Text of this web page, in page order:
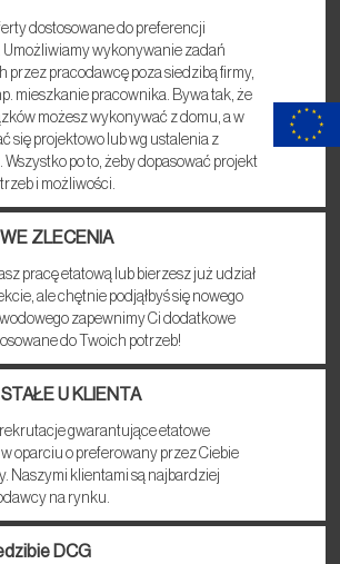
dostosowane do preferencji
Umożliwiamy wykonywanie zadań
przez pracodawcę poza siedzibą firmy,
mieszkanie pracownika. Bywa tak, że
możesz wykonywać z domu, a w
się projektowo lub wg ustalenia z
Wszystko po to, żeby dopasować projekt
i możliwości.
ZLECENIA
pracę etatową lub bierzesz już udział
ale chętnie podjąłbyś się nowego
zapewnimy Ci dodatkowe
do Twoich potrzeb!
U KLIENTA
gwarantujące etatowe
oparciu o preferowany przez Ciebie
Naszymi klientami są najbardziej
na rynku.
DCG